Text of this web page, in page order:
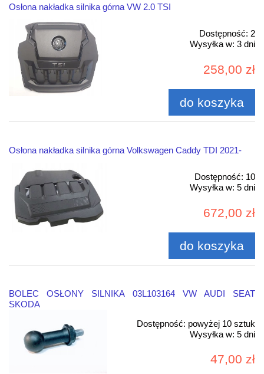
Osłona nakładka silnika górna VW 2.0 TSI
Dostępność: 2
Wysyłka w: 3 dni
258,00 zł
do koszyka
Osłona nakładka silnika górna Volkswagen Caddy TDI 2021-
Dostępność: 10
Wysyłka w: 5 dni
672,00 zł
do koszyka
BOLEC OSŁONY SILNIKA 03L103164 VW AUDI SEAT
SKODA
Dostępność: powyżej 10 sztuk
Wysyłka w: 5 dni
47,00 zł